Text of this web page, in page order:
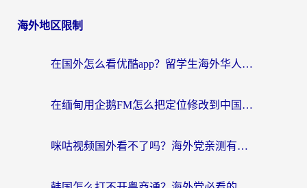
海外地区限制
在国外怎么看优酷app？留学生海外华人必看的无限制追剧指南
在缅甸用企鹅FM怎么把定位修改到中国国内？海外党解决地域限制的实用指南
咪咕视频国外看不了吗？海外党亲测有效的回国加速解决方案